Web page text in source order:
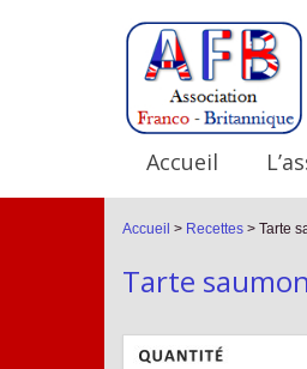
Accueil
Accueil > Recettes > Tarte
Tarte